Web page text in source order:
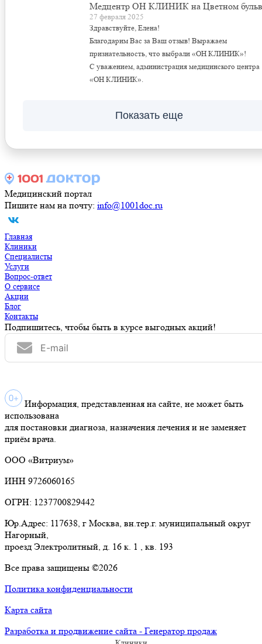
Медцентр ОН КЛИНИК на Цветном
27 февраля 2025
Здравствуйте, Елена!
Благодарим Вас за Ваш отзыв! Выражаем
признательность, что выбрали «ОН КЛИНИК»!
С уважением, администрация медицинского центра
«ОН КЛИНИК».
Показать еще
Медицинский портал
Пишите нам на почту: info@1001doc.ru
Главная
Клиники
Специалисты
Услуги
Вопрос-ответ
О сервисе
Акции
Блог
Контакты
Подпишитесь, чтобы быть в курсе выгодных акций!
Информация, представленная на сайте, не может быть
использована
для постановки диагноза, назначения лечения и не заменяет
приём врача.
ООО «Витриум»
ИНН 9726060165
ОГРН: 1237700829442
Юр.Адрес: 117638, г Москва, вн.тер.г. муниципальный округ
Нагорный,
проезд Электролитный, д. 16 к. 1 , кв. 193
Все права защищены ©2026
Политика конфиденциальности
Карта сайта
Разработка и продвижение сайта - Генератор продаж